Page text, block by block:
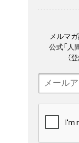
メルマ
公式「人
（